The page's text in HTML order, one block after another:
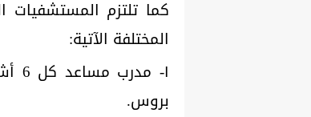
كما تلتزم المستشفيات
المختلفة الآتية:
بروس.